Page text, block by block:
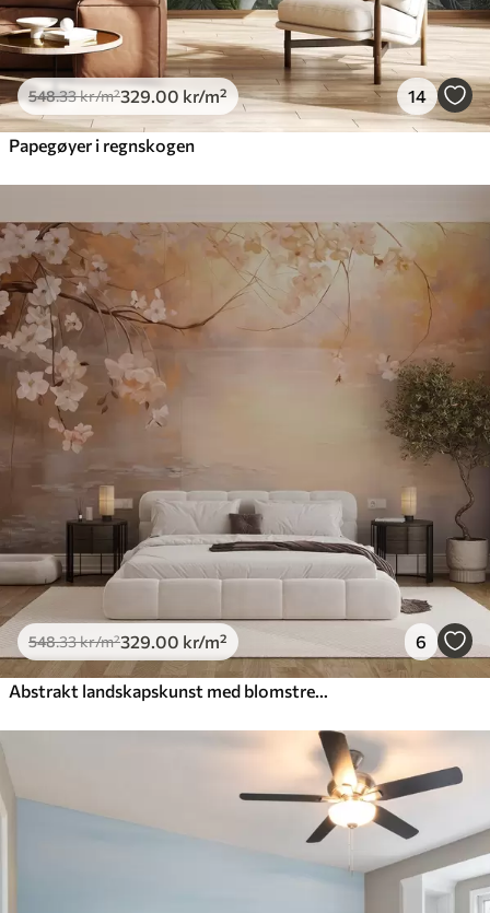
548.33kr/m²329 .00 kr/m² 14
Papegøyer i regnskogen
548.33kr/m²329 .00 kr/m² 6